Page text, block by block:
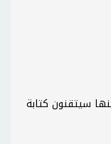
سيتقنون كتابة